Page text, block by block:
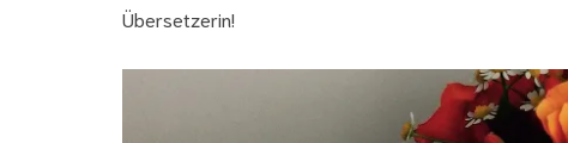
Übersetzerin!